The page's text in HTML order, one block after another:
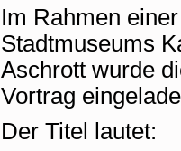
Im Rahmen
Stadtmuseums
Aschrott wurde
Vortrag
Der Titel lautet: